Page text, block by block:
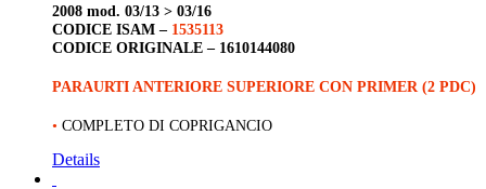
2008 mod. 03/13 > 03/16
CODICE ISAM – 1535113
CODICE ORIGINALE – 1610144080
PARAURTI ANTERIORE SUPERIORE CON PRIMER (2 PDC)
• COMPLETO DI COPRIGANCIO
Details